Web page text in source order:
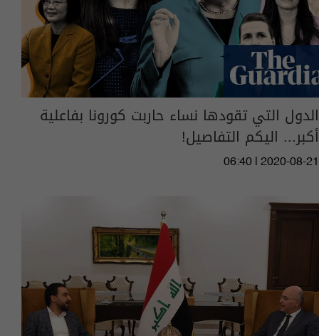
الدول التي تقودها نساء حاربت كورونا بفاعلية
أكبر... اليكم التفاصيل!
06:40 | 2020-08-21